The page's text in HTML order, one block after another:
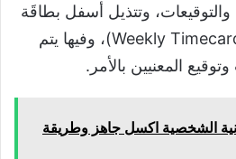
والتوقيعات، وتتذيل أسفل بطاقَة
الوَقت الأسبُوعية(Weekly Timecard)، وفيها يتم
المعنيين بالأمر.
الشخصية اكسل جاهز وطريقة